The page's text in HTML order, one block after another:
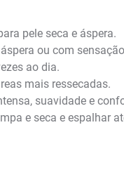
pele seca e áspera.
ou com
ao dia.
mais ressecadas.
suavidade e
e seca e espalhar